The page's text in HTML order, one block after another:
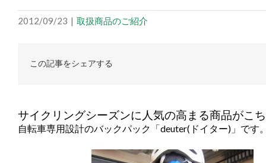
2012/09/23 | 取扱商品のご紹介
この記事をシェアする
サイクリングシーズンに人気の高まる商品がこち
自転車専用設計のバックパック「deuter(ドイター)」です。